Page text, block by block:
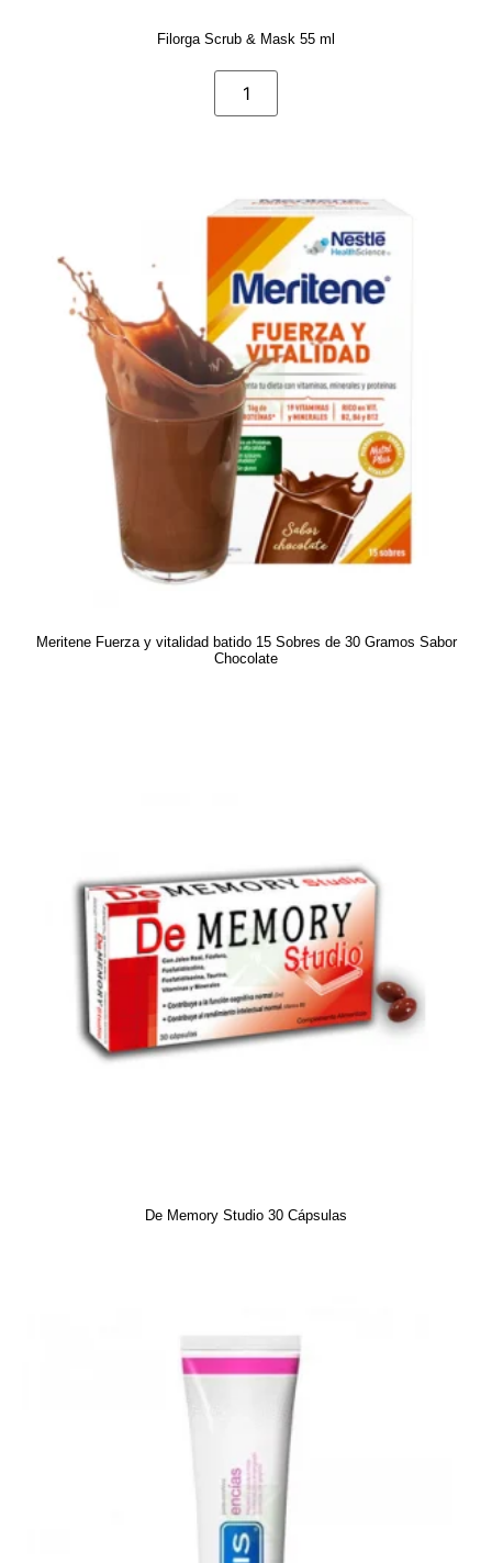
Filorga Scrub & Mask 55 ml
Meritene Fuerza y vitalidad batido 15 Sobres de 30 Gramos Sabor
Chocolate
De Memory Studio 30 Cápsulas